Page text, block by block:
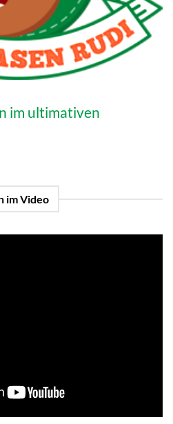
im ultimativen
im Video